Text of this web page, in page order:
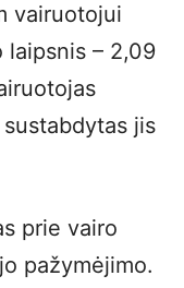
vairuotojui
– 2,09
jis
prie vairo
pažymėjimo.